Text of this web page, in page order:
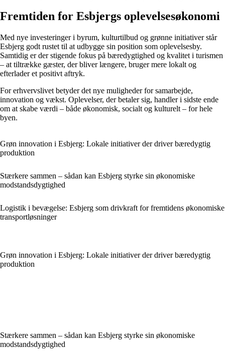
Fremtiden for Esbjergs oplevelsesøkonomi
Med nye investeringer i byrum, kulturtilbud og grønne initiativer står
Esbjerg godt rustet til at udbygge sin position som oplevelsesby.
Samtidig er der stigende fokus på bæredygtighed og kvalitet i turismen
– at tiltrække gæster, der bliver længere, bruger mere lokalt og
efterlader et positivt aftryk.
For erhvervslivet betyder det nye muligheder for samarbejde,
innovation og vækst. Oplevelser, der betaler sig, handler i sidste ende
om at skabe værdi – både økonomisk, socialt og kulturelt – for hele
byen.
Grøn innovation i Esbjerg: Lokale initiativer der driver bæredygtig
produktion
Stærkere sammen – sådan kan Esbjerg styrke sin økonomiske
modstandsdygtighed
Logistik i bevægelse: Esbjerg som drivkraft for fremtidens økonomiske
transportløsninger
Grøn innovation i Esbjerg: Lokale initiativer der driver bæredygtig
produktion
Stærkere sammen – sådan kan Esbjerg styrke sin økonomiske
modstandsdygtighed